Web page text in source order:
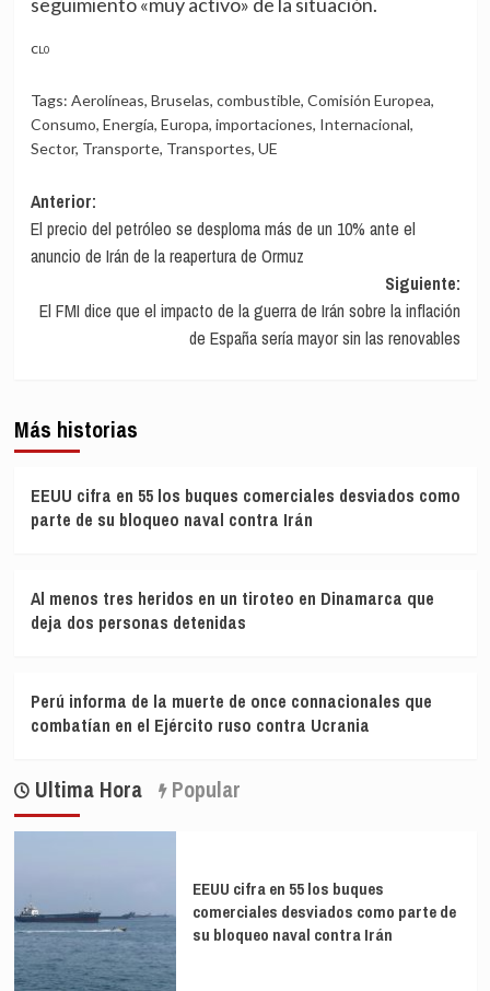
CL0
Tags: Aerolíneas, Bruselas, combustible, Comisión Europea,
Consumo, Energía, Europa, importaciones, Internacional,
Sector, Transporte, Transportes, UE
Navegación
de
entradas
Anterior:
El precio del petróleo se desploma más de un 10% ante el
anuncio de Irán de la reapertura de Ormuz
Siguiente:
El FMI dice que el impacto de la guerra de Irán sobre la inflación
de España sería mayor sin las renovables
Más historias
EEUU cifra en 55 los buques comerciales desviados como
parte de su bloqueo naval contra Irán
Al menos tres heridos en un tiroteo en Dinamarca que
deja dos personas detenidas
Perú informa de la muerte de once connacionales que
combatían en el Ejército ruso contra Ucrania
Ultima Hora Popular
EEUU cifra en 55 los buques
comerciales desviados como parte de
su bloqueo naval contra Irán